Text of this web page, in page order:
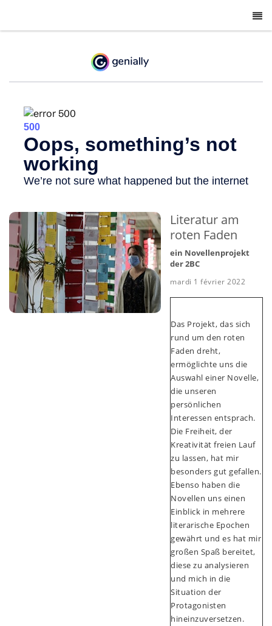
Literatur am
roten Faden
ein Novellenprojekt
der 2BC
mardi 1 février 2022
Das Projekt, das sich
rund um den roten
Faden dreht,
ermöglichte uns die
Auswahl einer Novelle,
die unseren
persönlichen
Interessen entsprach.
Die Freiheit, der
Kreativität freien Lauf
zu lassen, hat mir
besonders gut gefallen.
Ebenso haben die
Novellen uns einen
Einblick in mehrere
literarische Epochen
gewährt und es hat mir
großen Spaß bereitet,
diese zu analysieren
und mich in die
Situation der
Protagonisten
hineinzuversetzen.